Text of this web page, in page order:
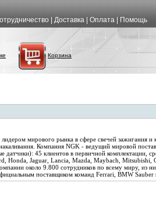
|Доставка|Оплата|Помощь
Корзина
лидером мирового рынка в сфере свечей зажигания
Компания NGK - ведущий мировой
датчики): 45 клиентов в первичной комплектации,
Honda, Jaguar, Lancia, Mazda, Maybach, Mitsubishi,
около 9.800 сотрудников по всему миру, из
поставщиком команд Ferrari, BMW